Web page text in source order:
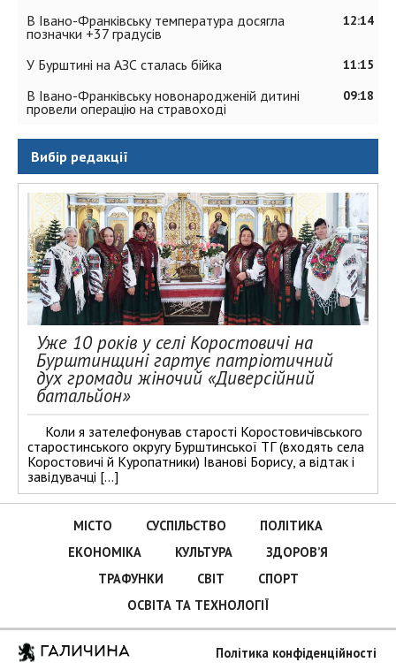
12:14
В Івано-Франківську температура досягла
позначки +37 градусів
11:15
У Бурштині на АЗС сталась бійка
09:18
В Івано-Франківську новонародженій дитині
провели операцію на стравоході
Вибір редакції
Уже 10 років у селі Коростовичі на
Бурштинщині гартує патріотичний
дух громади жіночий «Диверсійний
батальйон»
Коли я зателефонував старості Коростовичівського
старостинського округу Бурштинської ТГ (входять села
Коростовичі й Куропатники) Іванові Борису, а відтак і
завідувачці […]
МІСТО СУСПІЛЬСТВО
ПОЛІТИКА
ЕКОНОМІКА
КУЛЬТУРА
ЗДОРОВ’Я
ТРАФУНКИ
СВІТ
СПОРТ
ОСВІТА ТА ТЕХНОЛОГІЇ
ГАЛИЧИНА Політика конфіденційності